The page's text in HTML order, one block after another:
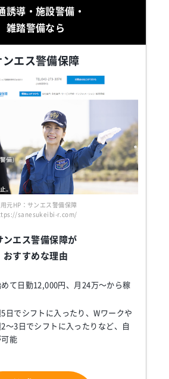
誘導・施設警備・
雑踏警備なら
ンエス警備保障
元HP：サンエス警備保障
sanesukeibi-r.com/
ンエス警備保障が
おすすめな理由
て日勤12,000円、月24万～から稼
日でシフトに入ったり、Wワークや
～3日でシフトに入ったりなど、自
能